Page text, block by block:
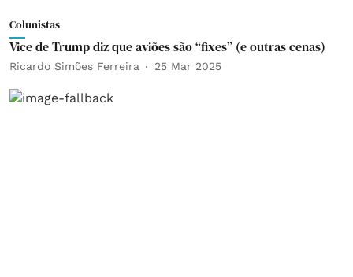
Colunistas
Vice de Trump diz que aviões são “fixes” (e outras cenas)
Ricardo Simões Ferreira 25 Mar 2025